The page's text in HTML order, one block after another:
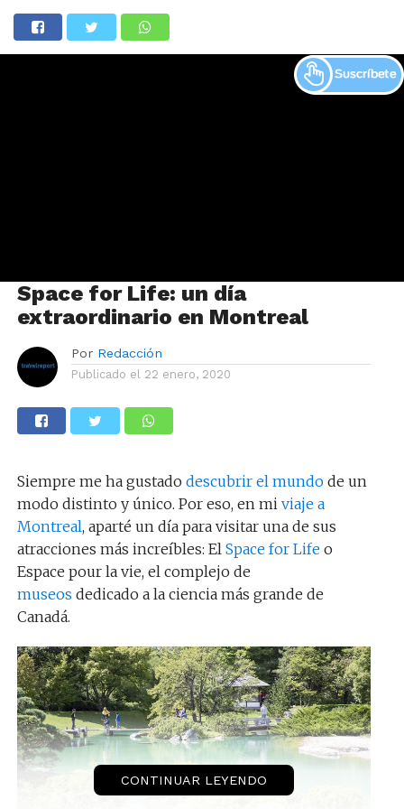
Space for Life: un día
extraordinario en Montreal
Por Redacción
Publicado el 22 enero, 2020
Siempre me ha gustado descubrir el mundode un
modo distinto y único. Por eso, en miviaje a
Montreal, aparté un día para visitar una de sus
atracciones más increíbles: El Space for Lifeo
Espace pour la vie, el complejo de
museos dedicado a la ciencia más grande de
Canadá.
CONTINUAR LEYENDO